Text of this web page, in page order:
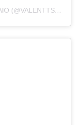
ПУБЛИКАЦИЯ ОТ VALENTINA SAMPAIO (@VALENTTS)19